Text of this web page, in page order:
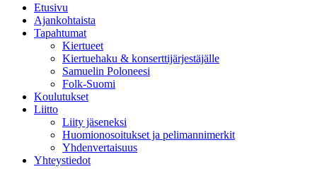
Etusivu
Ajankohtaista
Tapahtumat
Kiertueet
Kiertuehaku & konserttijärjestäjälle
Samuelin Poloneesi
Folk-Suomi
Koulutukset
Liitto
Liity jäseneksi
Huomionosoitukset ja pelimannimerkit
Yhdenvertaisuus
Yhteystiedot